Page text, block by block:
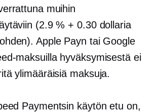
muihin
(2.9 % + 0.30 dollaria
Apple Payn tai Google
maksuilla hyväksymisestä ei
ylimääräisiä maksuja.
Paymentsin käytön etu on,